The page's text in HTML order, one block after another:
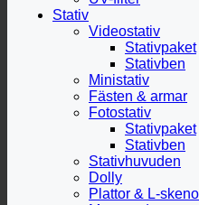
Stativ
Videostativ
Stativpaket
Stativben
Ministativ
Fästen & armar
Fotostativ
Stativpaket
Stativben
Stativhuvuden
Dolly
Plattor & L-